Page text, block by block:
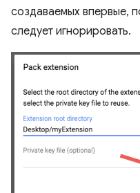
создаваемых впервые,
следует игнорировать.